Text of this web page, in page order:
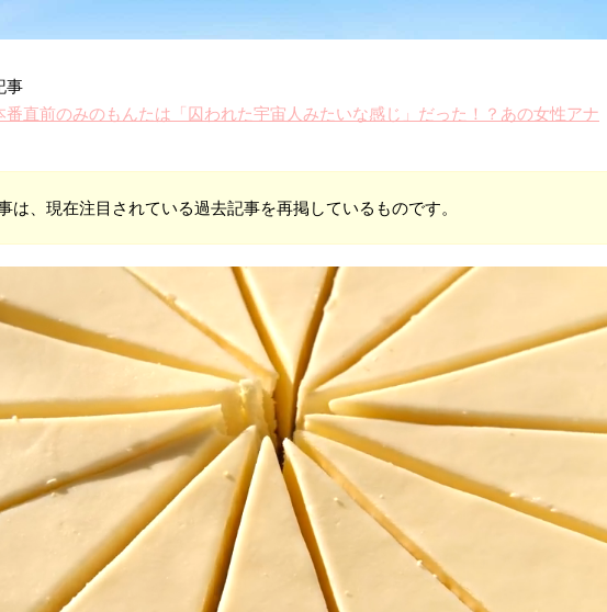
事
番直前のみのもんたは「囚われた宇宙人みたいな感じ」だった！？あの女性アナ
は、現在注目されている過去記事を再掲しているものです。